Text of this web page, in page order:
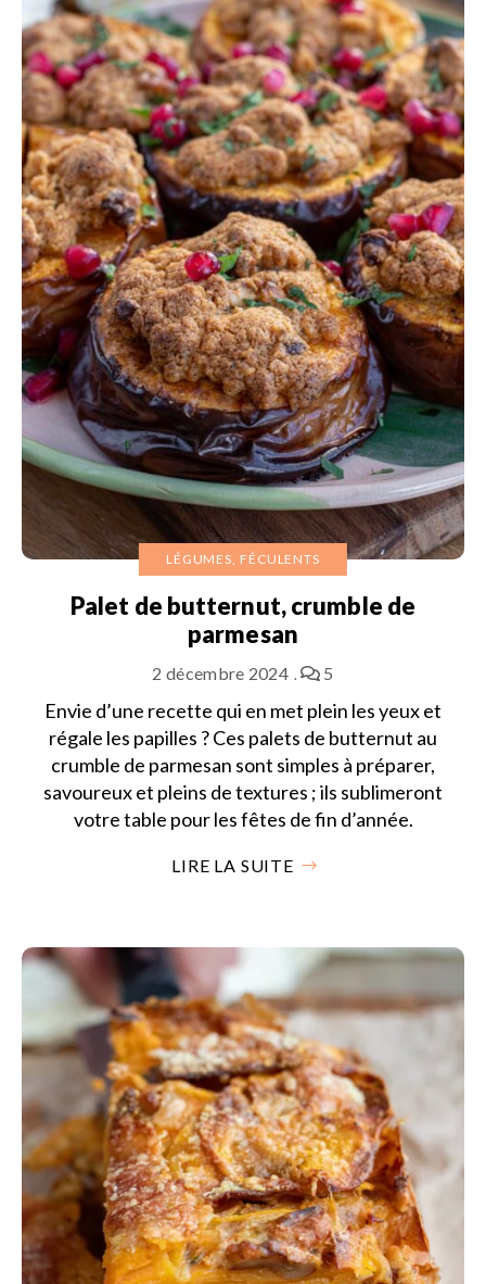
LÉGUMES, FÉCULENTS
Palet de butternut, crumble de
parmesan
2 décembre 2024 5
Envie d’une recette qui en met plein les yeux et
régale les papilles ? Ces palets de butternut au
crumble de parmesan sont simples à préparer,
savoureux et pleins de textures ; ils sublimeront
votre table pour les fêtes de fin d’année.
LIRE LA SUITE